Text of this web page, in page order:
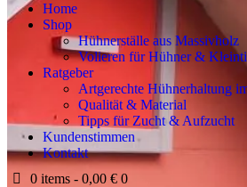
Home
Shop
Hühnerställe aus Massivholz
Volieren für Hühner &
Ratgeber
Artgerechte Hühnerhaltung
Qualität & Material
Tipps für Zucht & Aufzucht
Kundenstimmen
Kontakt
0 items - 0,00 € 0